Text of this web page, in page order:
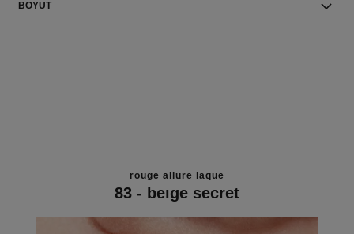
BOYUT
rouge allure laque
83 - beige secret